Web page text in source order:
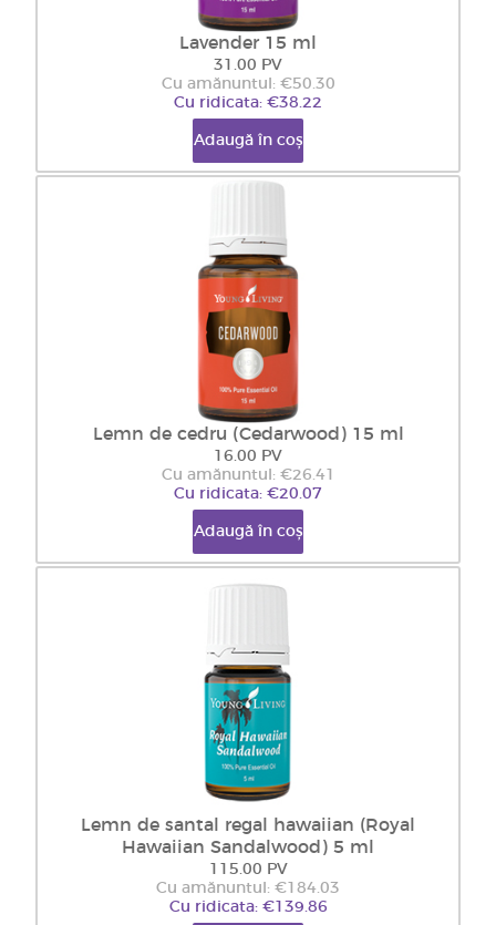
Lavender 15 ml
31.00 PV
Cu amănuntul: €50.30
Cu ridicata: €38.22
Adaugă în coș
Lemn de cedru (Cedarwood) 15 ml
16.00 PV
Cu amănuntul: €26.41
Cu ridicata: €20.07
Adaugă în coș
Lemn de santal regal hawaiian (Royal
Hawaiian Sandalwood) 5 ml
115.00 PV
Cu amănuntul: €184.03
Cu ridicata: €139.86